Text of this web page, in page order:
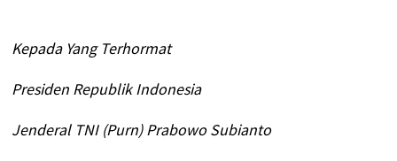
Kepada Yang Terhormat
Presiden Republik Indonesia
Jenderal TNI (Purn) Prabowo Subianto